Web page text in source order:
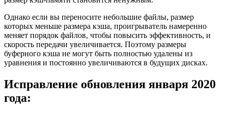
Однако если вы переносите небольшие файлы, размер
которых меньше размера кэша, проигрыватель намеренно
меняет порядок файлов, чтобы повысить эффективность, и
скорость передачи увеличивается. Поэтому размеры
буферного кэша не могут быть полностью удалены из
уравнения и постоянно увеличиваются в будущих дисках.
Исправление обновления января 2020
года: